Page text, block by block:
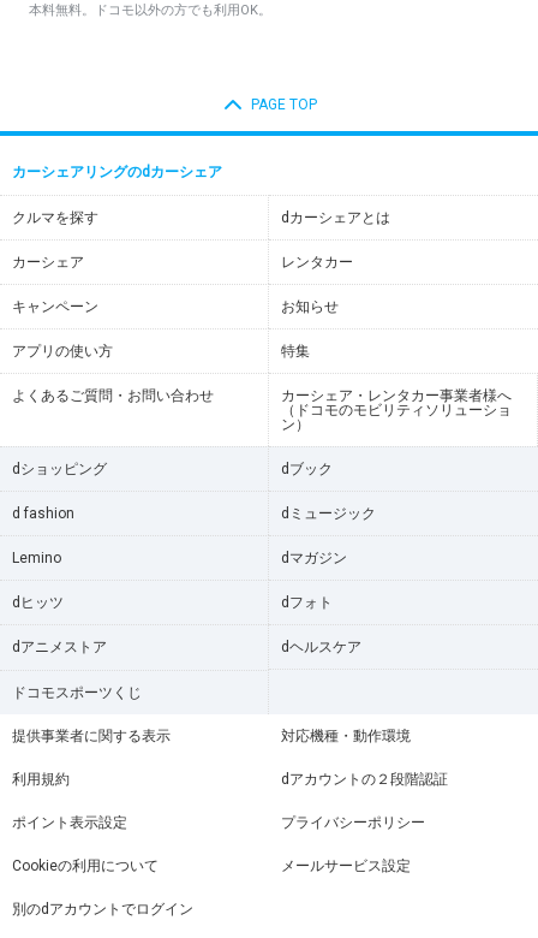
本料無料。ドコモ以外の方でも利用OK。
PAGE TOP
カーシェアリングのdカーシェア
クルマを探す dカーシェアとは
カーシェア レンタカー
キャンペーン お知らせ
アプリの使い方 特集
よくあるご質問・お問い合わせ
カーシェア・レンタカー事業者様へ
（ドコモのモビリティソリューショ
ン）
dショッピング dブック
d fashion dミュージック
Lemino dマガジン
dヒッツ dフォト
dアニメストア dヘルスケア
ドコモスポーツくじ
提供事業者に関する表示 対応機種・動作環境
利用規約 dアカウントの２段階認証
ポイント表示設定 プライバシーポリシー
Cookieの利用について メールサービス設定
別のdアカウントでログイン